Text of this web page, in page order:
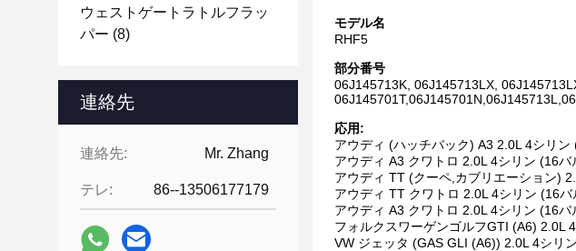
ウェストゲートラトルフラッ
パー (8)
連絡先
連絡先: Mr. Zhang
テレ: 86--13506177179
モデル名
RHF5
部分番号
06J145713K, 06J145713LX,
応用:
アウディ (ハッチバック) A3 2.0L 4シリ
アウディ A3 クワトロ 2.0L 4シリン (16
アウディ TT (クーペ,カブリエーション)
アウディ TT クワトロ 2.0L 4シリン (16
アウディ A3 クワトロ 2.0L 4シリン (16
フォルクスワーゲンゴルフGTI (A6) 2.0L
VW ジェッタ (GAS GLI (A6)) 2.0L 4シリ